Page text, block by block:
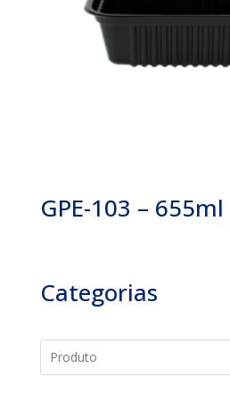
GPE-103 – 655ml
Categorias